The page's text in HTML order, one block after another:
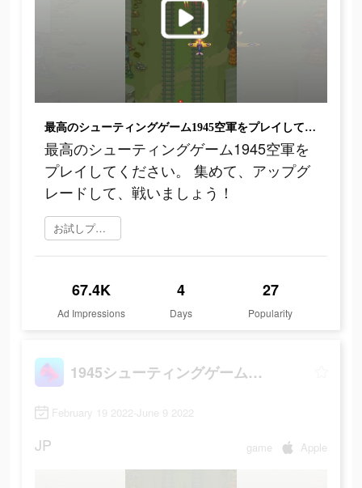
最高のシューティングゲーム1945空軍をプレイしてください。 集めて、アップグレードして、戦いましょう！
最高のシューティングゲーム1945空軍を
プレイしてください。 集めて、アップグ
レードして、戦いましょう！
お試しプレイ
67.4K
Ad Impressions
4
Days
27
Popularity
1945シューティングゲーム：飛行機ゲーム
February 19 2022-June 9 2022
JP game Apple